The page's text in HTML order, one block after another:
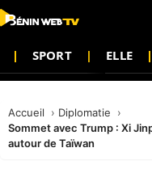
SPORT ELLE
Accueil
Diplomatie
Sommet avec Trump : Xi
autour de Taïwan